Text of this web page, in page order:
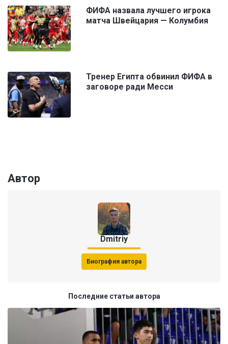
ФИФА назвала лучшего игрока
матча Швейцария — Колумбия
Тренер Египта обвинил ФИФА в
заговоре ради Месси
Автор
Dmitriy
Биография автора
Последние статьи автора